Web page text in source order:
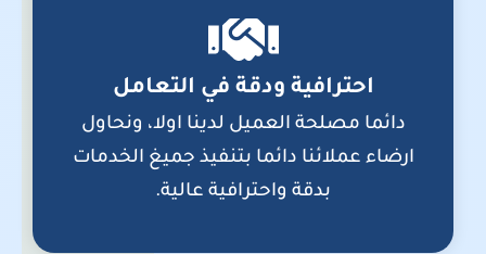
احترافية ودقة في التعامل
دائما مصلحة العميل لدينا اولا، ونحاول
ارضاء عملائنا دائما بتنفيذ جميغ الخدمات
بدقة واحترافية عالية.